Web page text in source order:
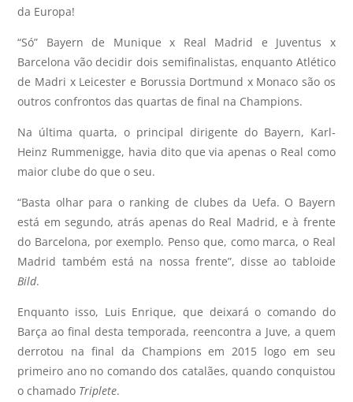
da Europa!
“Só” Bayern de Munique x Real Madrid e Juventus x
Barcelona vão decidir dois semifinalistas, enquanto Atlético
de Madri x Leicester e Borussia Dortmund x Monaco são os
outros confrontos das quartas de final na Champions.
Na última quarta, o principal dirigente do Bayern, Karl-
Heinz Rummenigge, havia dito que via apenas o Real como
maior clube do que o seu.
“Basta olhar para o ranking de clubes da Uefa. O Bayern
está em segundo, atrás apenas do Real Madrid, e à frente
do Barcelona, por exemplo. Penso que, como marca, o Real
Madrid também está na nossa frente”, disse ao tabloide
Bild.
Enquanto isso, Luis Enrique, que deixará o comando do
Barça ao final desta temporada, reencontra a Juve, a quem
derrotou na final da Champions em 2015 logo em seu
primeiro ano no comando dos catalães, quando conquistou
o chamado Triplete.